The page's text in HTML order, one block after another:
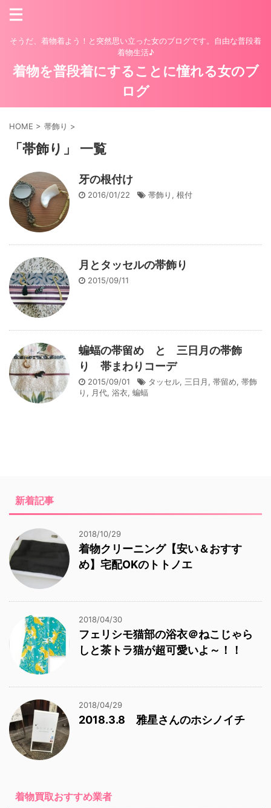
そうだ、着物着よう！と突然思い立った女のブログです。自由な普段着
着物生活♪
着物を普段着にすることに憧れる女のブ
ログ
HOME > 帯飾り >
「帯飾り」 一覧
牙の根付け
2016/01/22 帯飾り , 根付
月とタッセルの帯飾り
2015/09/11
蝙蝠の帯留め と 三日月の帯飾
り 帯まわりコーデ
2015/09/01 タッセル, 三日月 , 帯留め, 帯飾
り , 月代, 浴衣, 蝙蝠
新着記事
2018/10/29
着物クリーニング【安い＆おすす
め】宅配OKのトトノエ
2018/04/30
フェリシモ猫部の浴衣＠ねこじゃら
しと茶トラ猫が超可愛いよ～！！
2018/04/29
2018.3.8 雅星さんのホシノイチ
着物買取おすすめ業者